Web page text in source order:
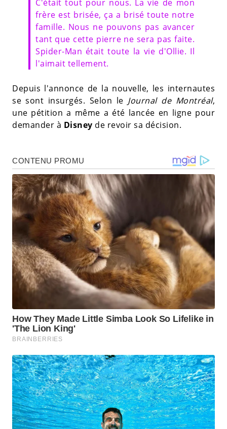
C'était tout pour nous. La vie de mon
frère est brisée, ça a brisé toute notre
famille. Nous ne pouvons pas avancer
tant que cette pierre ne sera pas faite.
Spider-Man était toute la vie d'Ollie. Il
l'aimait tellement.
Depuis l'annonce de la nouvelle, les internautes
se sont insurgés. Selon le Journal de Montréal,
une pétition a même a été lancée en ligne pour
demander à Disney de revoir sa décision.